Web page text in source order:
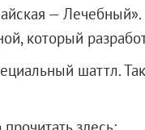
— Лечебный».
который
шаттл.